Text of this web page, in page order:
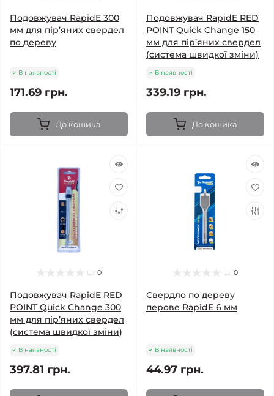
Подовжувач RapidE 300
мм для пір’яних свердел
по дереву
В наявності
171.69 грн.
До кошика
Подовжувач RapidE RED
POINT Quick Change 150
мм для пір’яних свердел
(система швидкої зміни)
В наявності
339.19 грн.
До кошика
0
Подовжувач RapidE RED
POINT Quick Change 300
мм для пір’яних свердел
(система швидкої зміни)
В наявності
397.81 грн.
0
Свердло по дереву
перове RapidE 6 мм
В наявності
44.97 грн.